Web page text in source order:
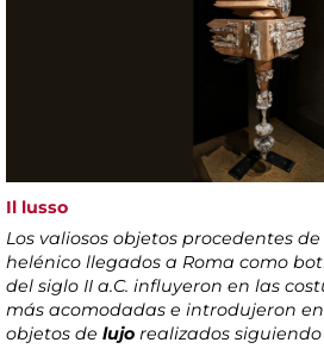
Il lusso
Los valiosos objetos procedentes
helénico llegados a Roma como
del siglo II a.C. influyeron en las
más acomodadas e introdujeron
objetos de lujo realizados